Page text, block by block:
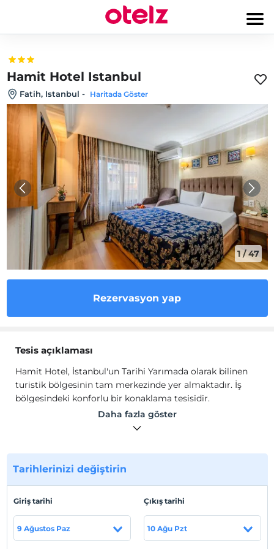
Hamit Hotel Istanbul
Fatih, Istanbul - Haritada Göster
1/47
Rezervasyon yap
Tesis açıklaması
Hamit Hotel, İstanbul'un Tarihi Yarımada olarak bilinen
turistik bölgesinin tam merkezinde yer almaktadır. İş
bölgesindeki konforlu bir konaklama tesisidir.
Odalarda; kablosuz internet, özel kasa, buzdolabı, klima,
uydu yayınlı televizyon, saç kurutma makinesi
Açık büfe kahvaltı hizmeti ücretsiz olarak her gün
verilmektedir. Hamit Hotel'de lezzetli yemekleri sunan iyi
bir restoran mevcuttur. Otelimizde 7/24 sıcak soğuk
Tesiste, misafirlerimiz için kiralık araba hizmeti
Daha fazla göster
Tarihlerinizi değiştirin
Giriş tarihi
9 Ağustos Paz
Çıkış tarihi
10 Ağu Pzt